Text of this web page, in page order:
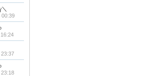
00:39
23:37
23:18